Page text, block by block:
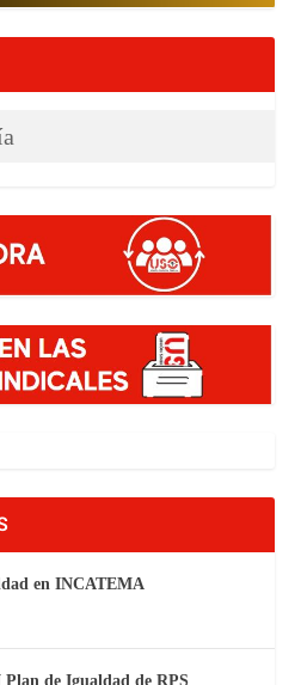
en INCATEMA
de Igualdad de RPS